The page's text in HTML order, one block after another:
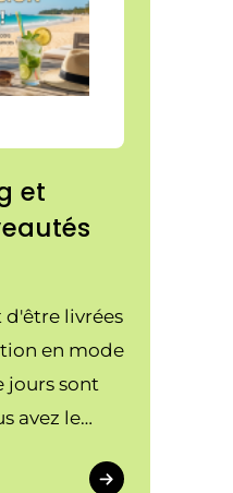
et
d'être livrées
en mode
jours sont
avez le